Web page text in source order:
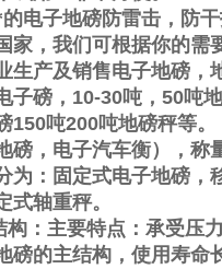
电子地磅防雷击，防
家，我们可根据你的需
生产及销售电子地磅，
子磅， 10-30吨， 50吨地
150吨200吨地磅秤等。
磅，电子汽车衡），称
为：固定式电子地磅，
式轴重秤。
构：主要特点：承受压
磅的主结构，使用寿命